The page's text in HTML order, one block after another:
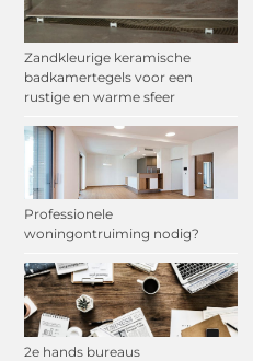
Zandkleurige keramische
badkamertegels voor een
rustige en warme sfeer
Professionele
woningontruiming nodig?
2e hands bureaus